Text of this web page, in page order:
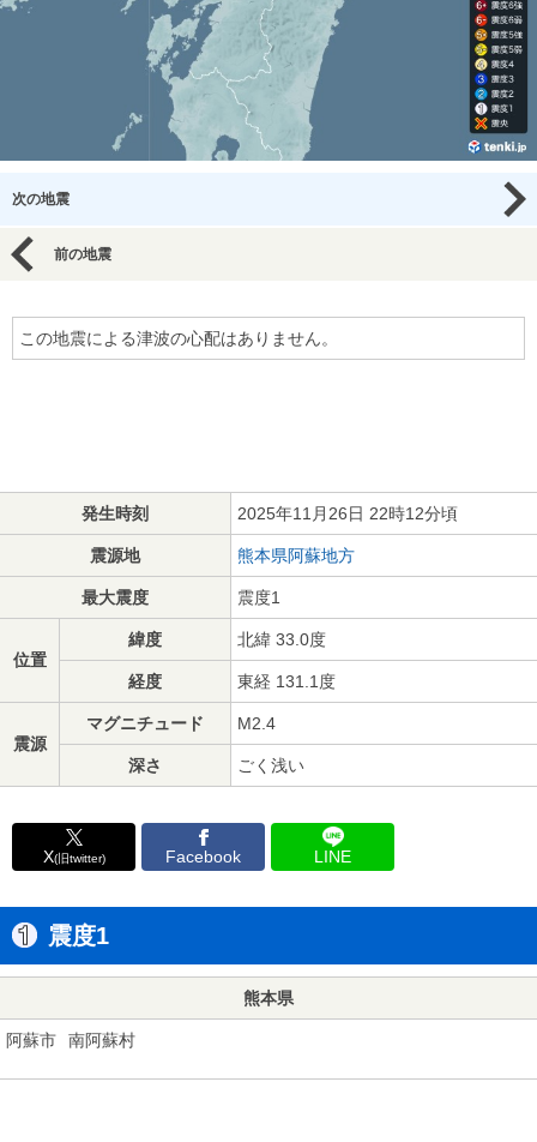
次の地震
前の地震
この地震による津波の心配はありません。
発生時刻 2025年11月26日 22時12分頃
震源地 熊本県阿蘇地方
最大震度 震度1
位置
緯度 北緯 33.0度
経度 東経 131.1度
震源
マグニチュード M2.4
深さ ごく浅い
X(旧twitter) Facebook LINE
震度1
熊本県
阿蘇市 南阿蘇村